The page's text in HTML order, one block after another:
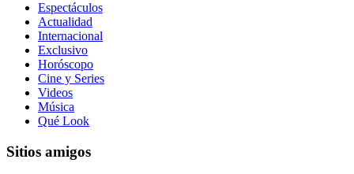
Espectáculos
Actualidad
Internacional
Exclusivo
Horóscopo
Cine y Series
Videos
Música
Qué Look
Sitios amigos